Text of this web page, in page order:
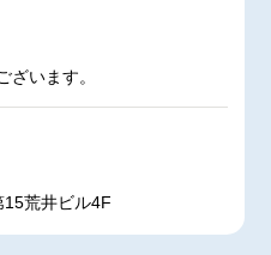
クノロジー
います。
荒井ビル4F